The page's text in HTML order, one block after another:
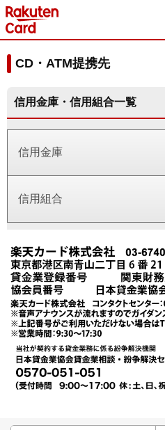
CD・ATM提携先
信用金庫・信用組合一覧
信用金庫
信用組合